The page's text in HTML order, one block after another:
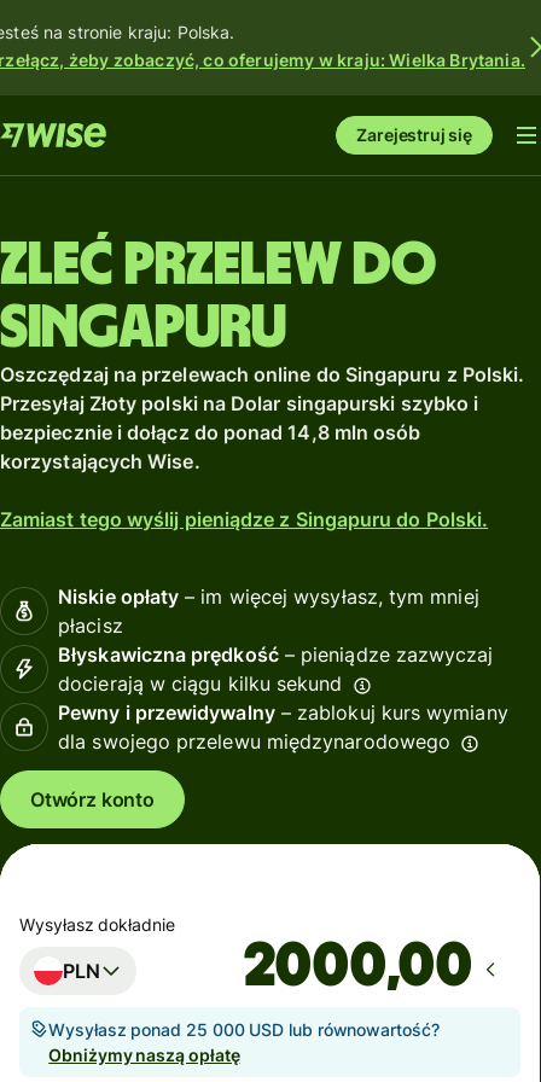
na stronie kraju: Polska.
żeby zobaczyć, co oferujemy w kraju: Wielka Brytania.
Zarejestruj się
Zleć przelew do
Singapuru
Oszczędzaj na przelewach online do Singapuru z Polski.
Przesyłaj Złoty polski na Dolar singapurski szybko i
bezpiecznie i dołącz do ponad 14,8 mln osób
korzystających Wise.
Zamiast tego wyślij pieniądze z Singapuru do Polski.
Niskie opłaty – im więcej wysyłasz, tym mniej
płacisz
Błyskawiczna prędkość– pieniądze zazwyczaj
docierają w ciągu kilku sekund
Pewny i przewidywalny– zablokuj kurs wymiany
dla swojego przelewu międzynarodowego
Otwórz konto
Wysyłasz dokładnie
PLN ,00
Wysyłasz ponad 25 000 USD lub równowartość?
Obniżymy naszą opłatę